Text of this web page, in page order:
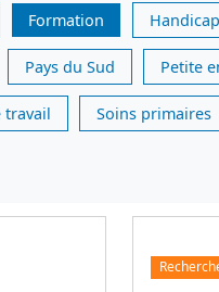
Formation Handicap
Pays du Sud Petite
travail Soins primaires